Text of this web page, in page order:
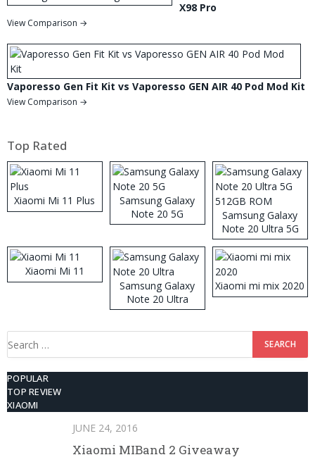
X98 Pro
View Comparison →
Vaporesso Gen Fit Kit vs Vaporesso GEN AIR 40 Pod Mod Kit
View Comparison →
Top Rated
Xiaomi Mi 11 Plus
Samsung Galaxy
Note 20 5G
Samsung Galaxy
Note 20 Ultra 5G
512GB ROM
Xiaomi Mi 11
Samsung Galaxy
Note 20 Ultra
Xiaomi mi mix 2020
Search
for:
POPULAR
TOP REVIEW
XIAOMI
JUNE 24, 2016
Xiaomi MIBand 2 Giveaway